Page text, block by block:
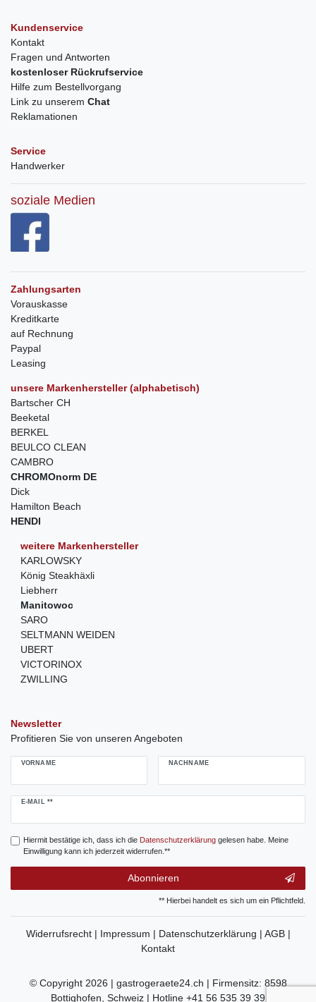
Kundenservice
Kontakt
Fragen und Antworten
kostenloser Rückrufservice
Hilfe zum Bestellvorgang
Link zu unserem Chat
Reklamationen
Service
Handwerker
soziale Medien
Zahlungsarten
Vorauskasse
Kreditkarte
auf Rechnung
Paypal
Leasing
unsere Markenhersteller (alphabetisch)
Bartscher CH
Beeketal
BERKEL
BEULCO CLEAN
CAMBRO
CHROMOnorm DE
Dick
Hamilton Beach
HENDI
weitere Markenhersteller
KARLOWSKY
König Steakhäxli
Liebherr
Manitowoc
SARO
SELTMANN WEIDEN
UBERT
VICTORINOX
ZWILLING
Newsletter
Profitieren Sie von unseren Angeboten
VORNAME NACHNAME
E-MAIL **
Newsletter
Hiermit bestätige ich, dass ich die Daten­schutz­erklärunggelesen habe. Meine
Einwilligung kann ich jederzeit widerrufen.**
Abonnieren
** Hierbei handelt es sich um ein Pflichtfeld.
Widerrufsrecht | Impressum | Datenschutzerklärung | AGB |
Kontakt
© Copyright 2026 | gastrogeraete24.ch | Firmensitz: 8598
Bottighofen, Schweiz | Hotline +41 56 535 39 39